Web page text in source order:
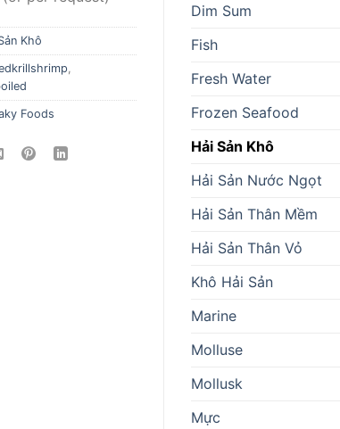
Khô
Foods
Dim Sum
Fish
Fresh Water
Frozen Seafood
Hải Sản Khô
Hải Sản Nước Ngọt
Hải Sản Thân Mềm
Hải Sản Thân Vỏ
Khô Hải Sản
Marine
Molluse
Mollusk
Mực